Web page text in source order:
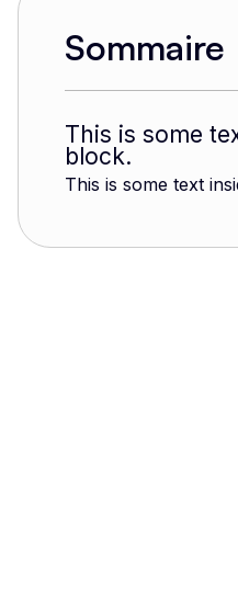
Sommaire
This is some
block.
This is some text